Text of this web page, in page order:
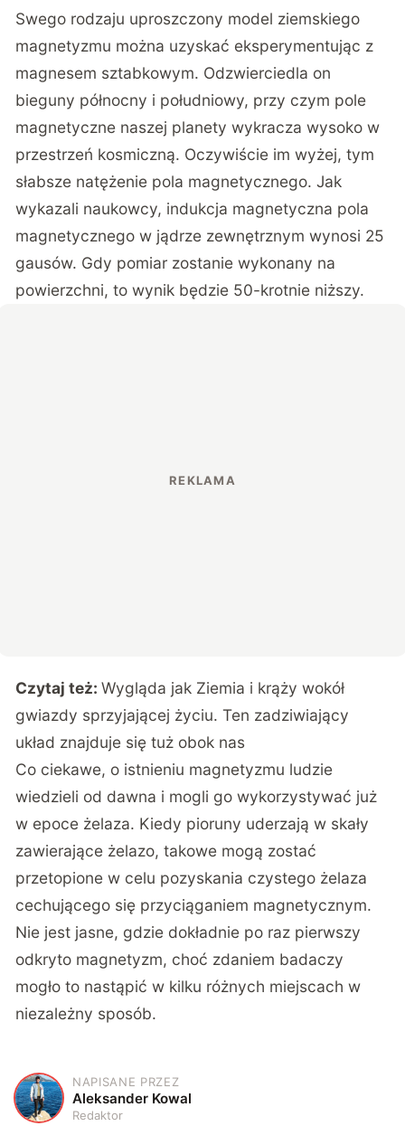
Swego rodzaju uproszczony model ziemskiego
magnetyzmu można uzyskać eksperymentując z
magnesem sztabkowym. Odzwierciedla on
bieguny północny i południowy, przy czym pole
magnetyczne naszej planety wykracza wysoko w
przestrzeń kosmiczną. Oczywiście im wyżej, tym
słabsze natężenie pola magnetycznego. Jak
wykazali naukowcy, indukcja magnetyczna pola
magnetycznego w jądrze zewnętrznym wynosi 25
gausów. Gdy pomiar zostanie wykonany na
powierzchni, to wynik będzie 50-krotnie niższy.
Czytaj też:Wygląda jak Ziemia i krąży wokół
gwiazdy sprzyjającej życiu. Ten zadziwiający
układ znajduje się tuż obok nas
Co ciekawe, o istnieniu magnetyzmu ludzie
wiedzieli od dawna i mogli go wykorzystywać już
w epoce żelaza. Kiedy pioruny uderzają w skały
zawierające żelazo, takowe mogą zostać
przetopione w celu pozyskania czystego żelaza
cechującego się przyciąganiem magnetycznym.
Nie jest jasne, gdzie dokładnie po raz pierwszy
odkryto magnetyzm, choć zdaniem badaczy
mogło to nastąpić w kilku różnych miejscach w
niezależny sposób.
A
NAPISANE PRZEZ
Aleksander Kowal
Redaktor